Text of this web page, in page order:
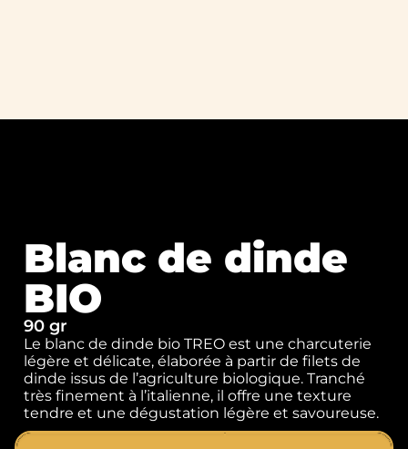
Blanc de dinde
BIO
90 gr
Le blanc de dinde bio TREO est une charcuterie
légère et délicate, élaborée à partir de filets de
dinde issus de l’agriculture biologique. Tranché
très finement à l’italienne, il offre une texture
tendre et une dégustation légère et savoureuse.